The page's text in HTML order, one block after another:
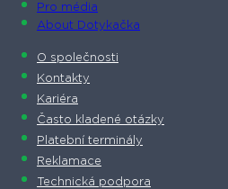
Pro média
About Dotykačka
O společnosti
Kontakty
Kariéra
Často kladené otázky
Platební terminály
Reklamace
Technická podpora